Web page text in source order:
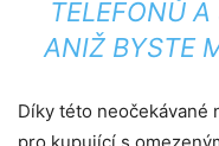
TELEFONŮ A
ANIŽ BYSTE
Díky této neočekávané